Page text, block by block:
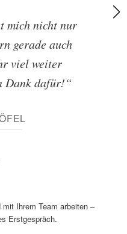
mich nicht nur
gerade auch
viel weiter
Dank dafür!“
Ihrem Team arbeiten –
Erstgespräch.